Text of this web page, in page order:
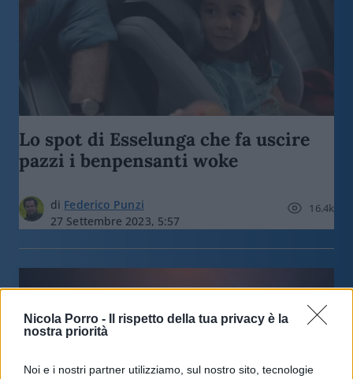
Nicola Porro -
Il rispetto della tua privacy è la
nostra priorità
Noi e i nostri partner utilizziamo, sul nostro sito, tecnologie
Lo spot di Esselunga che fa uscire
pazzi i benpensanti woke
di Federico Punzi
27 Settembre 2023, 5:57
16.4k